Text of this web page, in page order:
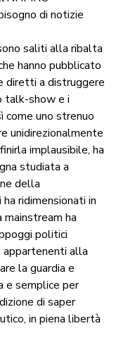
di notizie
saliti alla ribalta
hanno pubblicato
diretti a distruggere
talk-show e i
come uno strenuo
unidirezionalmente
implausibile, ha
studiata a
della
ridimensionati in
ha
politici
appartenenti alla
la guardia e
e semplice per
di saper
in piena libertà